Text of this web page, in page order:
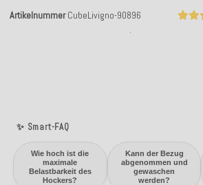
✨ Smart-FAQ
Wie hoch ist die
maximale
Belastbarkeit des
Hockers?
Kann der Bezug
abgenommen und
gewaschen
werden?
Artikelnummer CubeLivigno-90896